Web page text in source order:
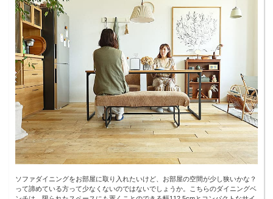
ソファダイニングをお部屋に取り入れたいけど、お部屋の空間が少し狭いかな？
って諦めている方って少なくないのではないでしょうか。こちらのダイニングベ